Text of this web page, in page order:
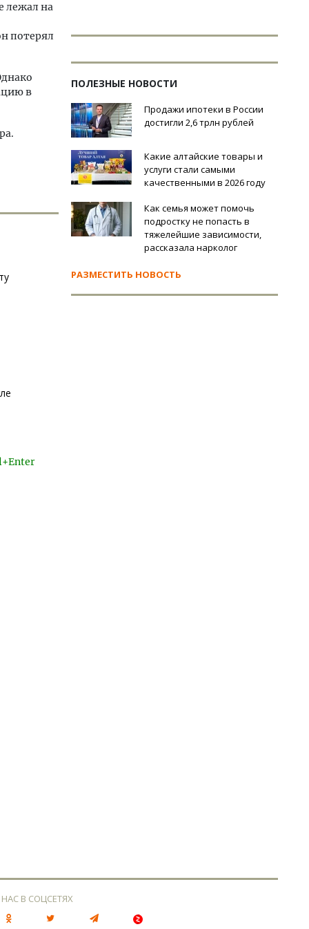
лежал на
потерял
в
ПОЛЕЗНЫЕ НОВОСТИ
Продажи ипотеки в России
достигли 2,6 трлн рублей
Какие алтайские товары и
услуги стали самыми
качественными в 2026 году
Как семья может помочь
подростку не попасть в
тяжелейшие зависимости,
рассказала нарколог
РАЗМЕСТИТЬ НОВОСТЬ
В СОЦСЕТЯХ